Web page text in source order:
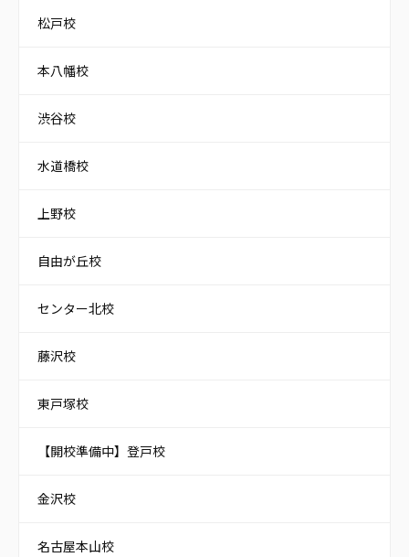
松戸校
本八幡校
渋谷校
水道橋校
上野校
自由が丘校
センター北校
藤沢校
東戸塚校
【開校準備中】登戸校
金沢校
名古屋本山校